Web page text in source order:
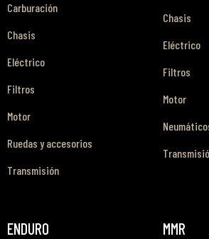
Carburación
Chasis
Eléctrico
Filtros
Motor
Ruedas y accesorios
Transmisión
Chasis
Eléctrico
Filtros
Motor
ENDURO
MMR